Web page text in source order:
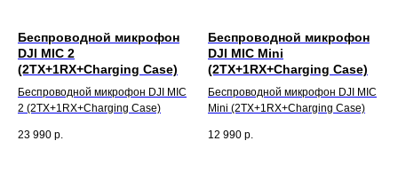
Беспроводной микрофон
DJI MIC 2
(2TX+1RX+Charging Case)
Беспроводной микрофон DJI MIC
2 (2TX+1RX+Charging Case)
23 990 р.
Беспроводной микрофон
DJI MIC Mini
(2TX+1RX+Charging Case)
Беспроводной микрофон DJI MIC
Mini (2TX+1RX+Charging Case)
12 990 р.